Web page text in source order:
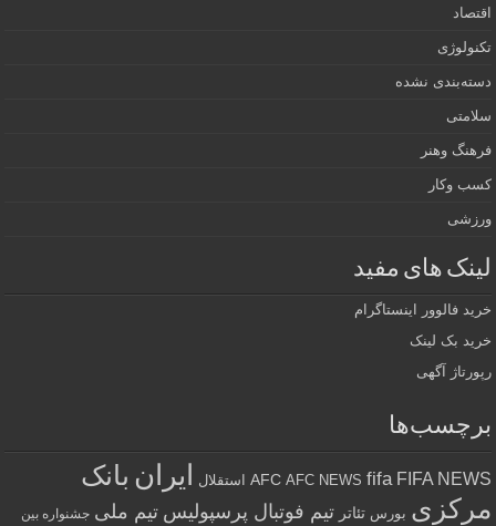
اقتصاد
تکنولوژی
دسته‌بندی نشده
سلامتی
فرهنگ وهنر
کسب وکار
ورزشی
لینک های مفید
خرید فالوور اینستاگرام
خرید بک لینک
رپورتاژ آگهی
برچسب‌ها
AFC AFC NEWS fifa FIFA NEWS استقلال ایران بانک
مرکزی بورس تئاتر تیم فوتبال پرسپولیس تیم ملی جشنواره بین